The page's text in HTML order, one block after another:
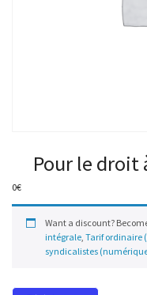
Pour le droit
0€
Want a discount?
intégrale, Tarif ordinaire
syndicalistes